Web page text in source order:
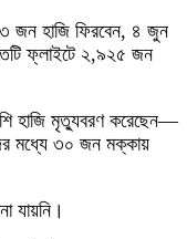
জন হাজি ফিরবেন, ৪ জুন
ফ্লাইটে ২,৯২৫ জন
হাজি মৃত্যুবরণ করেছেন—
মধ্যে ৩০ জন মক্কায়
যায়নি।